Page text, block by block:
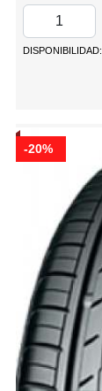
DISPONIBILIDAD:
-20%